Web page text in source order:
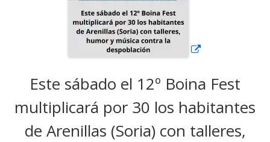
Este sábado el 12º Boina Fest
multiplicará por 30 los habitantes
de Arenillas (Soria) con talleres,